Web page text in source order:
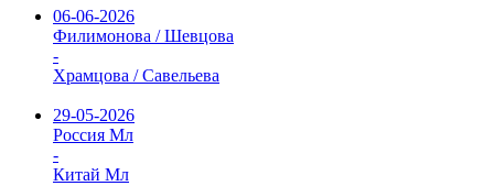
06-06-2026
Филимонова / Шевцова
-
Храмцова / Савельева
29-05-2026
Россия Мл
-
Китай Мл